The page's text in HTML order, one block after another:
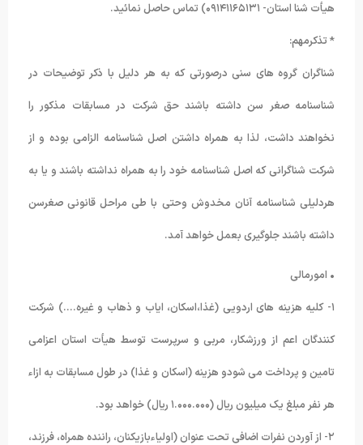
هیأت شنا استان- ۰٩١۴١١۶۵١٣١) تماس حاصل نمائید.
* تذکرمهم:
شناگران گروه های سنی درصورتی که به هر دلیل با ذکر توضیحات در
شناسنامه صغر سن داشته باشند حق شرکت در مسابقات مذکور را
نخواهند داشت، لذا به همراه داشتن اصل شناسنامه الزامی بوده و از
شرکت شناگرانی که اصل شناسنامه خود را به همراه نداشته باشند و یا به
هردلیلی شناسنامه آنان مخدوش وحتی با طی مراحل قانونی صغرسن
داشته باشند جلوگیری بعمل خواهد آمد.
• امورمالی
١- کلیه هزینه های اردویی (غذا،اسکان، ایاب و ذهاب و غیره….) شرکت
کنندگان اعم از ورزشکار، مربی و سرپرست توسط هیأت استان اعزامی
تامین و پرداخت می شودو هزینه (اسکان و غذا) در طول مسابقات به ازاء
هر نفر مبلغ یک میلیون ریال (١.۰۰۰.۰۰۰ ریال) خواهد بود.
٢- از آوردن نفرات اضافی تحت عنوان (اولیاءبازیکنان، راننده همراه، فرزند،